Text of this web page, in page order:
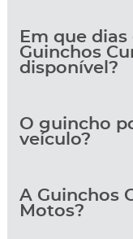
Em que
Guinchos
disponível?
O guincho
veículo?
A Guinchos
Motos?